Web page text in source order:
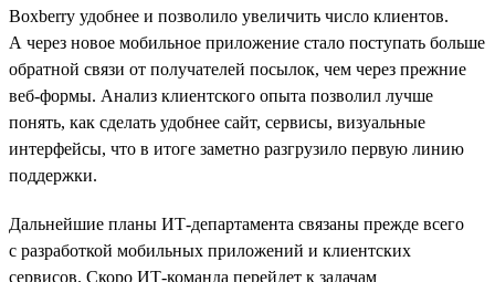
Boxberry удобнее и позволило увеличить число клиентов.
А через новое мобильное приложение стало поступать больше
обратной связи от получателей посылок, чем через прежние
веб-формы. Анализ клиентского опыта позволил лучше
понять, как сделать удобнее сайт, сервисы, визуальные
интерфейсы, что в итоге заметно разгрузило первую линию
поддержки.
Дальнейшие планы ИТ-департамента связаны прежде всего
с разработкой мобильных приложений и клиентских
сервисов. Скоро ИТ-команда перейдет к задачам